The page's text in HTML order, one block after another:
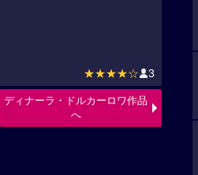
★★★★☆ 3
ディナーラ・ドルカーロワ作品
へ